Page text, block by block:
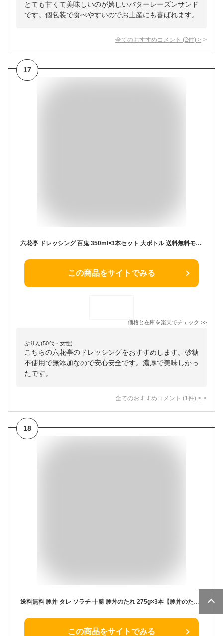
とても甘くて美味しいのが嬉しいバターレーズンサンド
です。個包装で食べやすいのでお土産にも喜ばれます。
全てのおすすめコメント (2件) >
17
六花亭 ドレッシング 百鬼 350ml×3本セット 大ボトル 送料無料モンシェルトントン 北海道 お土産 人気 お歳暮 ギフト 贈答 お取り寄せ ごちそう グルメ 2025 プチギフト 帯広 お試し 調味料 美味しい リピーター多数 砂糖不使用 万能調味料 誕生日 お礼 お返し
この商品をサイトでみる
価格と在庫を楽天でチェック >>
ぷりん(50代・女性)
こちらの六花亭のドレッシングをおすすめします。砂糖
不使用で無添加なので安心安全です。濃厚で美味しかっ
たです。
全てのおすすめコメント (1 件) >
18
送料無料 豚丼 タレ ソラチ 十勝 豚丼のたれ 275g×3本【豚丼のたれ 帯広 どんぶり 万能調味料】
この商品をサイトでみる